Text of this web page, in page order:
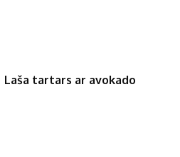
Laša tartars ar avokado